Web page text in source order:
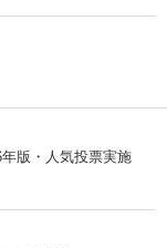
版・人気投票実施